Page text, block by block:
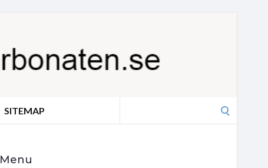
SITEMAP
Menu